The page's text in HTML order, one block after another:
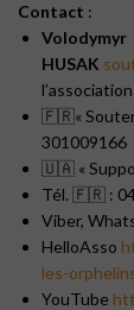
Contact :
Volodymyr
HUSAK
l’association
🇫🇷«
301009166
🇺🇦 «
Tél. 🇫🇷 : 04
Viber,
HelloAsso
les-
YouTube